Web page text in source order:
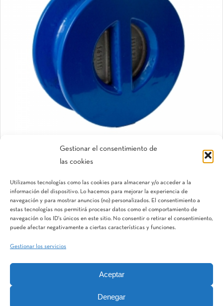
Gestionar el consentimiento de
las cookies
Utilizamos tecnologías como las cookies para almacenar y/o acceder a la
información del dispositivo. Lo hacemos para mejorar la experiencia de
navegación y para mostrar anuncios (no) personalizados. El consentimiento a
estas tecnologías nos permitirá procesar datos como el comportamiento de
navegación o los ID's únicos en este sitio. No consentir o retirar el consentimiento,
puede afectar negativamente a ciertas características y funciones.
Gestionar los servicios
Aceptar
Denegar
Retención Gaer®
Válvulas manuales